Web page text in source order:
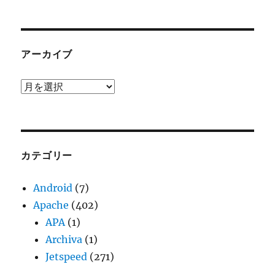
アーカイブ
ア
ブ
カテゴリー
Android (7)
Apache (402)
APA(1)
Archiva (1)
Jetspeed (271)